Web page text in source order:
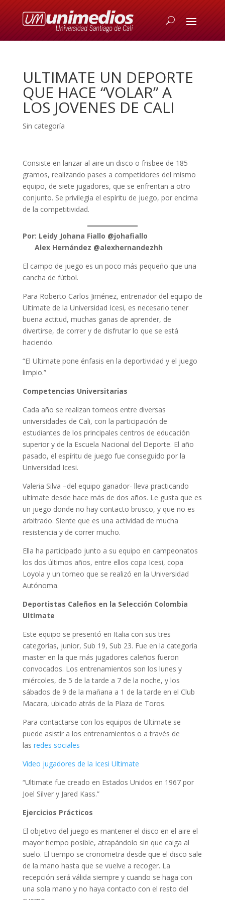
ULTIMATE UN DEPORTE
QUE HACE “VOLAR” A
LOS JOVENES DE CALI
Sin categoría
Consiste en lanzar al aire un disco o frisbee de 185
gramos, realizando pases a competidores del mismo
equipo, de siete jugadores, que se enfrentan a otro
conjunto. Se privilegia el espíritu de juego, por encima
de la competitividad.
Por: Leidy Johana Fiallo @johafiallo
Alex Hernández @alexhernandezhh
El campo de juego es un poco más pequeño que una
cancha de fútbol.
Para Roberto Carlos Jiménez, entrenador del equipo de
Ultimate de la Universidad Icesi, es necesario tener
buena actitud, muchas ganas de aprender, de
divertirse, de correr y de disfrutar lo que se está
haciendo.
“El Ultimate pone énfasis en la deportividad y el juego
limpio.”
Competencias Universitarias
Cada año se realizan torneos entre diversas
universidades de Cali, con la participación de
estudiantes de los principales centros de educación
superior y de la Escuela Nacional del Deporte. El año
pasado, el espíritu de juego fue conseguido por la
Universidad Icesi.
Valeria Silva –del equipo ganador- lleva practicando
ultímate desde hace más de dos años. Le gusta que es
un juego donde no hay contacto brusco, y que no es
arbitrado. Siente que es una actividad de mucha
resistencia y de correr mucho.
Ella ha participado junto a su equipo en campeonatos
los dos últimos años, entre ellos copa Icesi, copa
Loyola y un torneo que se realizó en la Universidad
Autónoma.
Deportistas Caleños en la Selección Colombia
Ultímate
Este equipo se presentó en Italia con sus tres
categorías, junior, Sub 19, Sub 23. Fue en la categoría
master en la que más jugadores caleños fueron
convocados. Los entrenamientos son los lunes y
miércoles, de 5 de la tarde a 7 de la noche, y los
sábados de 9 de la mañana a 1 de la tarde en el Club
Macara, ubicado atrás de la Plaza de Toros.
Para contactarse con los equipos de Ultimate se
puede asistir a los entrenamientos o a través de
las redes sociales
Video jugadores de la Icesi Ultimate
“Ultimate fue creado en Estados Unidos en 1967 por
Joel Silver y Jared Kass.”
Ejercicios Prácticos
El objetivo del juego es mantener el disco en el aire el
mayor tiempo posible, atrapándolo sin que caiga al
suelo. El tiempo se cronometra desde que el disco sale
de la mano hasta que se vuelve a recoger. La
recepción será válida siempre y cuando se haga con
una sola mano y no haya contacto con el resto del